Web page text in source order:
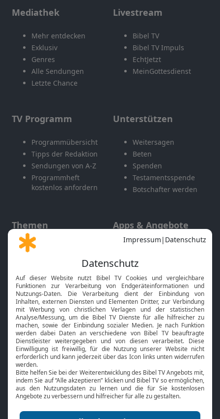
Mediathek
Mehr entdecken
Exklusiv
Genres
Alle Sendungen
Letzte Chance
Livestream
Bibel TV
Bibel TV Impuls
EchtJetzt
MeinGottesdienst
TV Programm
Programmübersicht
Tipps der Redaktion
Sendungen von A-Z
Programmheft
kostenlos anfordern
Unterstützen
Weitersagen
Beten
Spenden
Testamentsspende
Botschafter werden
Themen
Gott und Bibel erklärt
Neuigkeiten
Apps & Angebote
Mobile App
Smart TV
HbbTV
Bibelthek Online-Bibel
Nächster Gottesdienst
Bibel TV
Über uns
Jobs
Mediadaten
Service
Kontakt
TV-Empfang